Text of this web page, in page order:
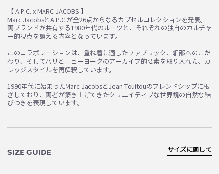
【 A.P.C. x MARC JACOBS 】
Marc JacobsとA.P.C.が全26点からなるカプセルコレクションを発表。
両ブランドが共有する1980年代のルーツと、それぞれの独自のカルチャ
ー的視点を讃える内容となっています。
このコラボレーションは、重ね着に適したファブリック、細部へのこだ
わり、そしてパリとニューヨークのアーカイブ的要素を取り入れた、カ
レッジスタイルを再解釈しています。
1990年代に始まったMarc JacobsとJean Touitouのフレンドシップに根
ざしており、両者が築き上げてきたクリエイティブな世界観の自然な結
びつきを表現しています。
SIZE GUIDE サイズに関して